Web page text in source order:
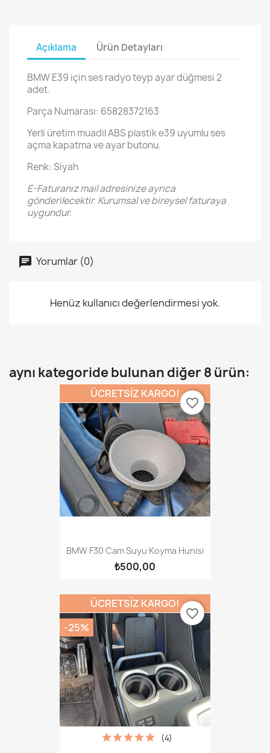
Açıklama Ürün Detayları
BMW E39 için ses radyo teyp ayar düğmesi 2
adet.
Parça Numarası: 65828372163
Yerli üretim muadil ABS plastik e39 uyumlu ses
açma kapatma ve ayar butonu.
Renk: Siyah
E-Faturanız mail adresinize ayrıca
gönderilecektir. Kurumsal ve bireysel faturaya
uygundur.
Yorumlar (0)
Henüz kullanıcı değerlendirmesi yok.
aynı kategoride bulunan diğer 8 ürün:
BMW F30 Cam Suyu Koyma Hunisi
₺500,00
ÜCRETSIZ KARGO!
favorite_border
(4)
ÜCRETSIZ KARGO!
-25%
favorite_border